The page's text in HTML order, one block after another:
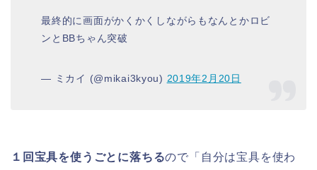
最終的に画面がかくかくしながらもなんとかロビ
ンとBBちゃん突破
— ミカイ (@mikai3kyou) 2019年2月20日
１回宝具を使うごとに落ちるので「自分は宝具を使わ